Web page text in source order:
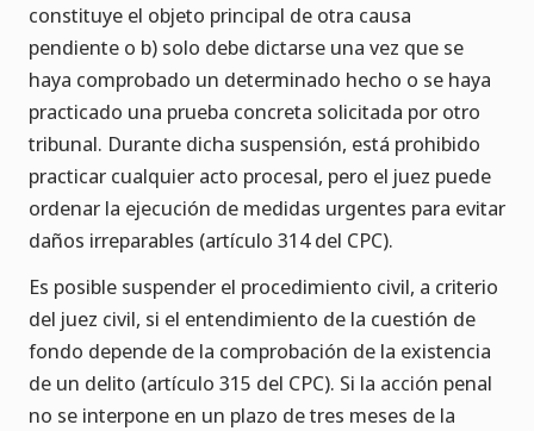
constituye el objeto principal de otra causa
pendiente o b) solo debe dictarse una vez que se
haya comprobado un determinado hecho o se haya
practicado una prueba concreta solicitada por otro
tribunal. Durante dicha suspensión, está prohibido
practicar cualquier acto procesal, pero el juez puede
ordenar la ejecución de medidas urgentes para evitar
daños irreparables (artículo 314 del CPC).
Es posible suspender el procedimiento civil, a criterio
del juez civil, si el entendimiento de la cuestión de
fondo depende de la comprobación de la existencia
de un delito (artículo 315 del CPC). Si la acción penal
no se interpone en un plazo de tres meses de la